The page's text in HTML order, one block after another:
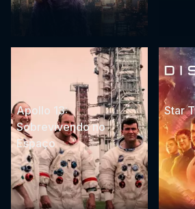
Apollo 13:
Sobrevivendo no
Espaço
Star